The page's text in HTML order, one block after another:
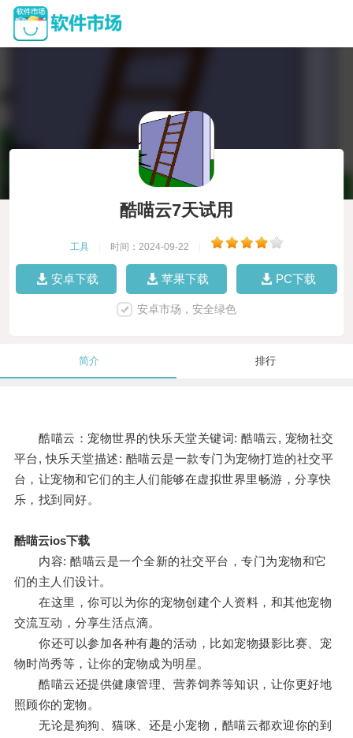
酷喵云7天试用
工具 时间：2024-09-22
安卓下载 苹果下载 PC下载
安卓市场，安全绿色
简介 排行
酷喵云：宠物世界的快乐天堂关键词: 酷喵云, 宠物社交
平台, 快乐天堂描述: 酷喵云是一款专门为宠物打造的社交平
台，让宠物和它们的主人们能够在虚拟世界里畅游，分享快
乐，找到同好。
酷喵云ios下载
内容: 酷喵云是一个全新的社交平台，专门为宠物和它
们的主人们设计。
在这里，你可以为你的宠物创建个人资料，和其他宠物
交流互动，分享生活点滴。
你还可以参加各种有趣的活动，比如宠物摄影比赛、宠
物时尚秀等，让你的宠物成为明星。
酷喵云还提供健康管理、营养饲养等知识，让你更好地
照顾你的宠物。
无论是狗狗、猫咪、还是小宠物，酷喵云都欢迎你的到